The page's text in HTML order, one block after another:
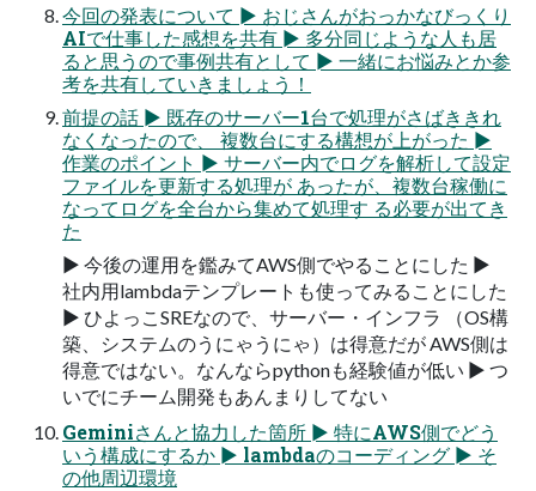
今回の発表について ► おじさんがおっかなびっくり
AIで仕事した感想を共有 ► 多分同じような人も居
ると思うので事例共有として ► 一緒にお悩みとか参
考を共有していきましょう！
前提の話 ► 既存のサーバー1台で処理がさばききれ
なくなったので、 複数台にする構想が上がった ►
作業のポイント ► サーバー内でログを解析して設定
ファイルを更新する処理が あったが、複数台稼働に
なってログを全台から集めて処理す る必要が出てき
た
► 今後の運用を鑑みてAWS側でやることにした ►
社内用lambdaテンプレートも使ってみることにした
► ひよっこSREなので、サーバー・インフラ （OS構
築、システムのうにゃうにゃ）は得意だが AWS側は
得意ではない。なんならpythonも経験値が低い ► つ
いでにチーム開発もあんまりしてない
Geminiさんと協力した箇所 ► 特にAWS側でどう
いう構成にするか ► lambdaのコーディング ► そ
の他周辺環境